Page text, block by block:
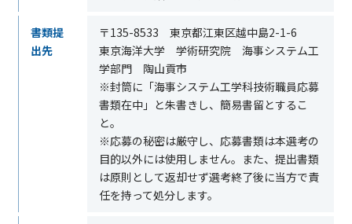
書類提
出先
〒135-8533 東京都江東区越中島2-1-6
東京海洋大学 学術研究院 海事システム工
学部門 陶山貢市
※封筒に「海事システム工学科技術職員応募
書類在中」と朱書きし、簡易書留とするこ
と。
※応募の秘密は厳守し、応募書類は本選考の
目的以外には使用しません。また、提出書類
は原則として返却せず選考終了後に当方で責
任を持って処分します。